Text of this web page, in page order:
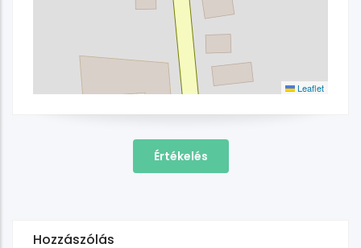
Leaflet
Értékelés
Hozzászólás